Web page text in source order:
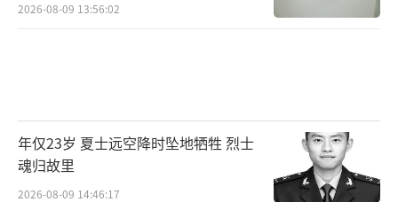
2026-08-09 13:56:02
年仅23岁 夏士远空降时坠地牺牲 烈士
魂归故里
2026-08-09 14:46:17